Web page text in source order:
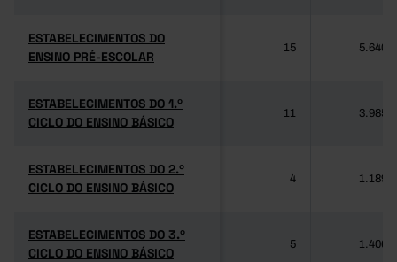
ESTABELECIMENTOS DO
ENSINO PRÉ-ESCOLAR
ESTABELECIMENTOS DO
ENSINO PRÉ-ESCOLAR
15 5.640
ESTABELECIMENTOS DO 1.º
CICLO DO ENSINO BÁSICO
ESTABELECIMENTOS DO 1.º
CICLO DO ENSINO BÁSICO
11 3.985
ESTABELECIMENTOS DO 2.º
CICLO DO ENSINO BÁSICO
ESTABELECIMENTOS DO 2.º
CICLO DO ENSINO BÁSICO
4 1.189
ESTABELECIMENTOS DO 3.º
CICLO DO ENSINO BÁSICO
ESTABELECIMENTOS DO 3.º
CICLO DO ENSINO BÁSICO
5 1.406